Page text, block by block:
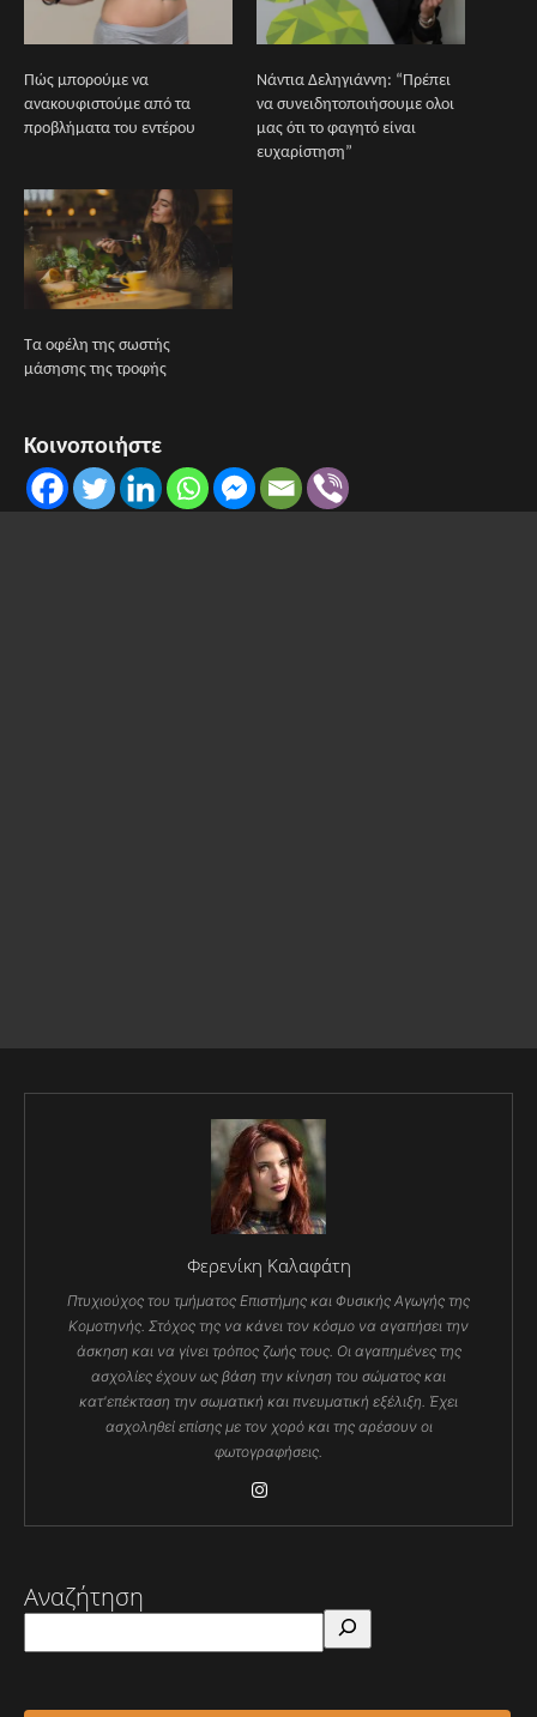
Πώς μπορούμε να
ανακουφιστούμε από τα
προβλήματα του εντέρου
Νάντια Δεληγιάννη: “Πρέπει
να συνειδητοποιήσουμε ολοι
μας ότι το φαγητό είναι
ευχαρίστηση”
Τα οφέλη της σωστής
μάσησης της τροφής
Κοινοποιήστε
Φερενίκη Καλαφάτη
Πτυχιούχος του τμήματος Επιστήμης και Φυσικής Αγωγής της
Κομοτηνής. Στόχος της να κάνει τον κόσμο να αγαπήσει την
άσκηση και να γίνει τρόπος ζωής τους. Οι αγαπημένες της
ασχολίες έχουν ως βάση την κίνηση του σώματος και
κατ'επέκταση την σωματική και πνευματική εξέλιξη. Έχει
ασχοληθεί επίσης με τον χορό και της αρέσουν οι
φωτογραφήσεις.
Αναζήτηση